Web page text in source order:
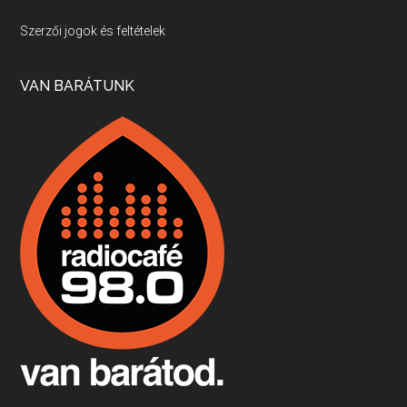
Villány, kékfrankos, Jackfall
Apr 17, 2026 • 00:35:38
Boston, teadélután, bab és homár
Apr 9, 2026 • 00:37:17
Fermentáljunk, a testünk meghálálja!
Apr 3, 2026 • 00:36:07
Szerzői jogok és feltételek
VAN BARÁTUNK